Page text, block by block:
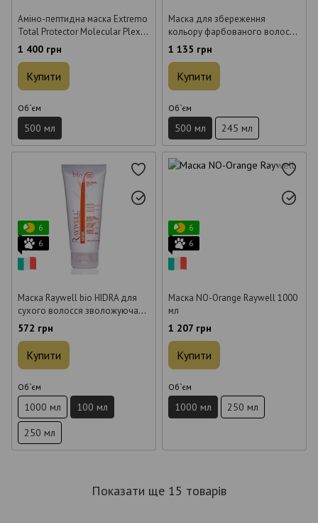
Аміно-пептидна маска Extremo
Total Protector Molecular Plex
для відновлення волосся 500
1 400 грн
Купити
Об`єм
500 мл
Маска для збереження
кольору фарбованого волосся
Raywell Bio Chroma
Maintenance 500 мл
1 135 грн
Купити
Об`єм
500 мл 245 мл
6
6
Маска Raywell bio HIDRA для
сухого волосся зволожуюча
100 мл
572 грн
Купити
Об`єм
1000 мл
100 мл
250 мл
6
6
Маска NO-Orange Raywell 1000
мл
1 207 грн
Купити
Об`єм
1000 мл 250 мл
Показати ще 15 товарів